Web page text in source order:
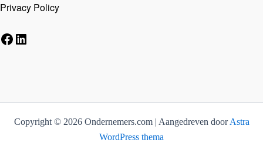
Privacy Policy
Facebook
LinkedIn
Copyright © 2026 Ondernemers.com | Aangedreven doorAstra
WordPress thema